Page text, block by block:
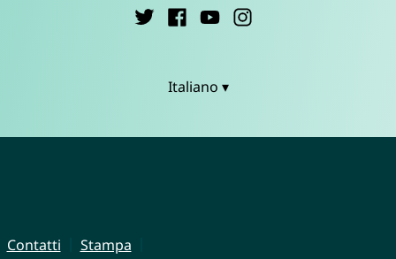
Italiano ▾
Contatti
Stampa